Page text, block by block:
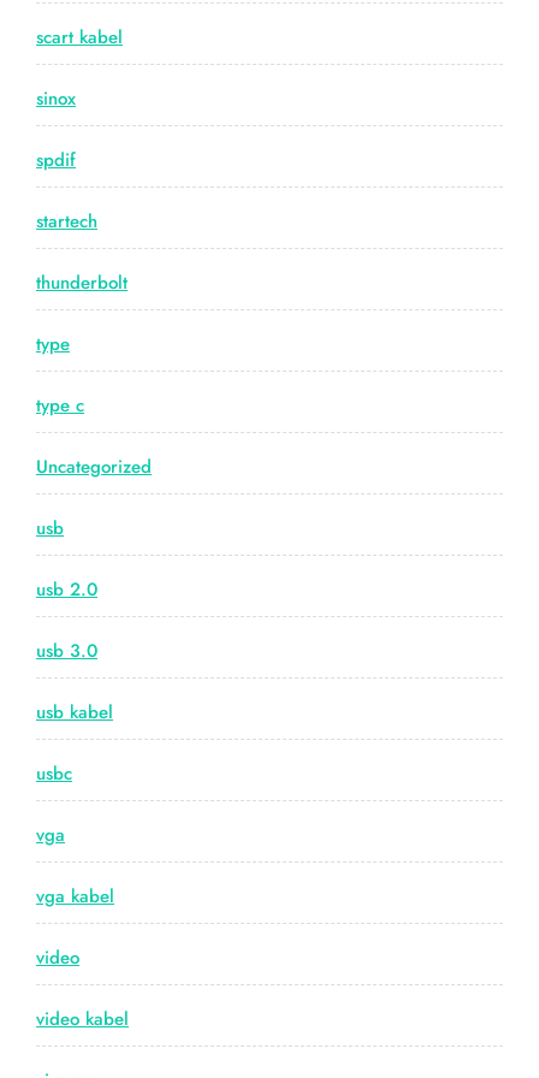
scart kabel
sinox
spdif
startech
thunderbolt
type
type c
Uncategorized
usb
usb 2.0
usb 3.0
usb kabel
usbc
vga
vga kabel
video
video kabel